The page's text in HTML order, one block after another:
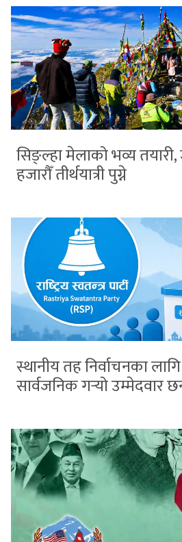
सिङ्ल्हा मेलाको भव्य तयारी,
हजारौँ तीर्थयात्री पुग्ने
स्थानीय तह निर्वाचनका
सार्वजनिक गर्‍यो उम्मेदवार